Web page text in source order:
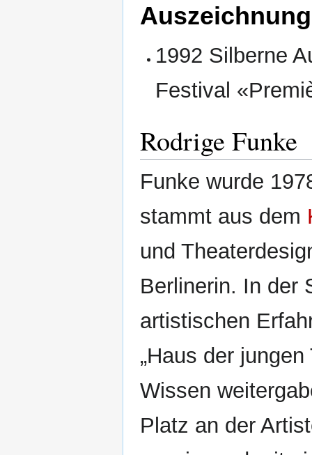
1992 Silberne
Festival
Rodrige Funke
Funke wurde
stammt aus dem
und
Berlinerin. In der
artistischen
„Haus der
Wissen
Platz an der